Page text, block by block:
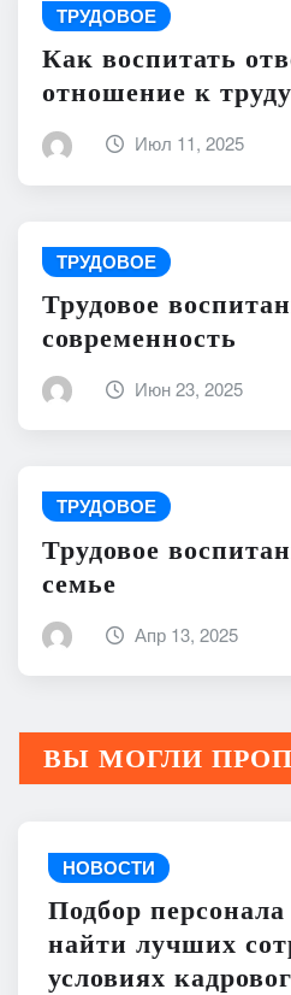
ТРУДОВОЕ
Как воспитать
отношение к труду
Июл 11, 2025
ТРУДОВОЕ
Трудовое
современность
Июн 23, 2025
ТРУДОВОЕ
Трудовое
семье
Апр 13, 2025
ВЫ МОГЛИ
НОВОСТИ
Подбор
найти лучших
условиях